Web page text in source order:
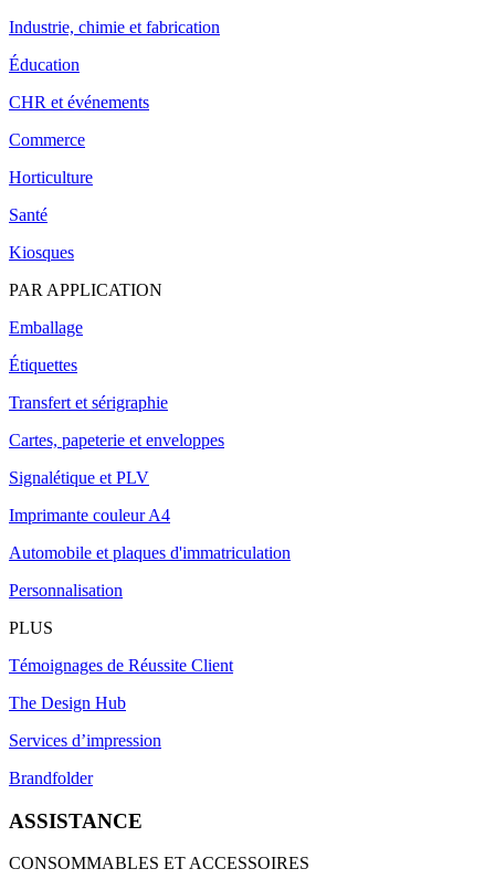
Industrie, chimie et fabrication
Éducation
CHR et événements
Commerce
Horticulture
Santé
Kiosques
PAR APPLICATION
Emballage
Étiquettes
Transfert et sérigraphie
Cartes, papeterie et enveloppes
Signalétique et PLV
Imprimante couleur A4
Automobile et plaques d'immatriculation
Personnalisation
PLUS
Témoignages de Réussite Client
The Design Hub
Services d’impression
Brandfolder
ASSISTANCE
CONSOMMABLES ET ACCESSOIRES